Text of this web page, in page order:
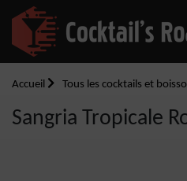
Accueil Tous les cocktails et
Sangria Tropicale